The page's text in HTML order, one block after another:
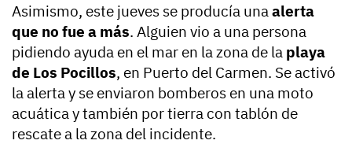
Asimismo, este jueves se producía una alerta
que no fue a más. Alguien vio a una persona
pidiendo ayuda en el mar en la zona de la playa
de Los Pocillos, en Puerto del Carmen. Se activó
la alerta y se enviaron bomberos en una moto
acuática y también por tierra con tablón de
rescate a la zona del incidente.